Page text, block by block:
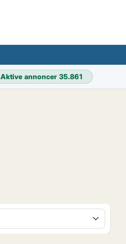
Aktive annoncer 35.861